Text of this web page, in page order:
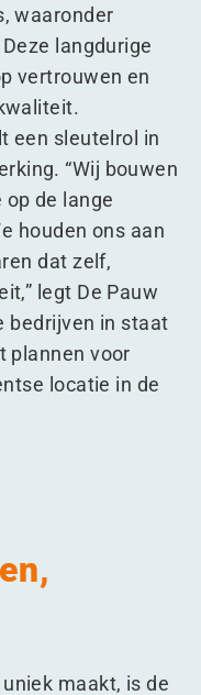
waaronder
langdurige
vertrouwen en
een sleutelrol in
“Wij bouwen
de lange
houden ons aan
dat zelf,
legt De Pauw
bedrijven in staat
plannen voor
locatie in de
maakt, is de